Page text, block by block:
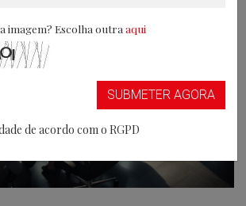
imagem? Escolha outra aqui
SUBMETER AGORA
de acordo com o RGPD